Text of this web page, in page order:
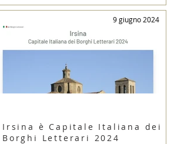
9 giugno 2024
Irsina è Capitale Italiana dei
Borghi Letterari 2024